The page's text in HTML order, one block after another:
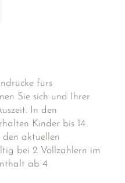
fürs
Sie sich und Ihrer
In den
Kinder bis 14
aktuellen
bei 2 Vollzahlern im
ab 4